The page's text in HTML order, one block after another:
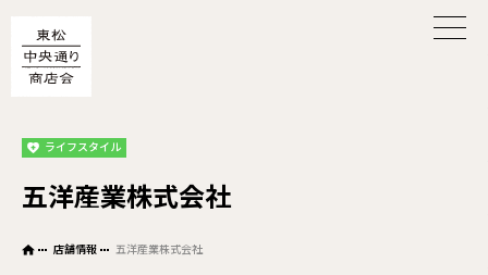
ライフスタイル
五洋産業株式会社
店舗情報 五洋産業株式会社